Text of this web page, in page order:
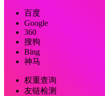
百度
Google
360
搜狗
Bing
神马
权重查询
友链检测